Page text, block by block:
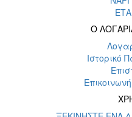
Ο
Ιστορικό